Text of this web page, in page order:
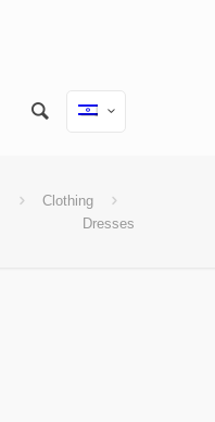
Clothing
Dresses